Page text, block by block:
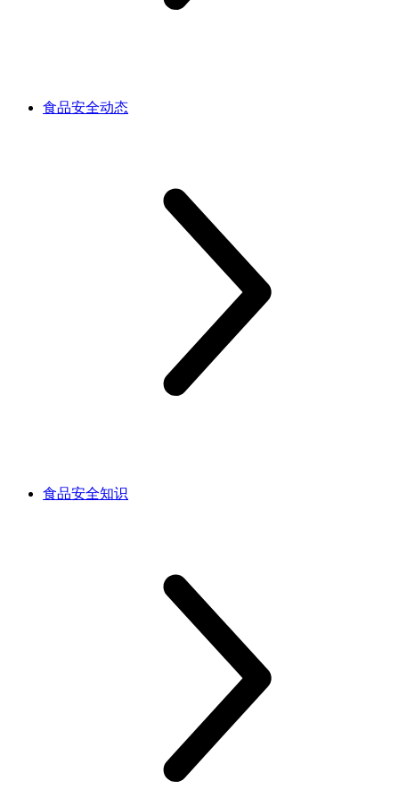
食品安全动态
食品安全知识